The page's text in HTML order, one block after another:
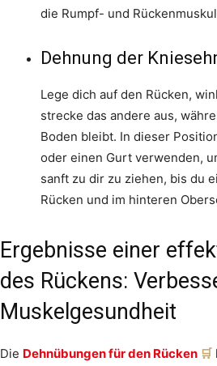
die Rumpf- und
Dehnung der
Lege dich auf den Rücken,
strecke das andere aus,
Boden bleibt. In dieser
oder einen Gurt verwenden,
sanft zu dir zu ziehen, bis du
Rücken und im hinteren
Ergebnisse einer
des Rückens:
Muskelgesundheit
Die Dehnübungen für den Rücken